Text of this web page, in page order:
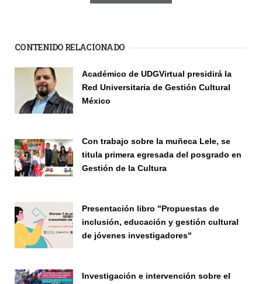
CONTENIDO RELACIONADO
Académico de UDGVirtual presidirá la
Red Universitaria de Gestión Cultural
México
Con trabajo sobre la muñeca Lele, se
titula primera egresada del posgrado en
Gestión de la Cultura
Presentación libro "Propuestas de
inclusión, educación y gestión cultural
de jóvenes investigadores"
Investigación e intervención sobre el
Páginas